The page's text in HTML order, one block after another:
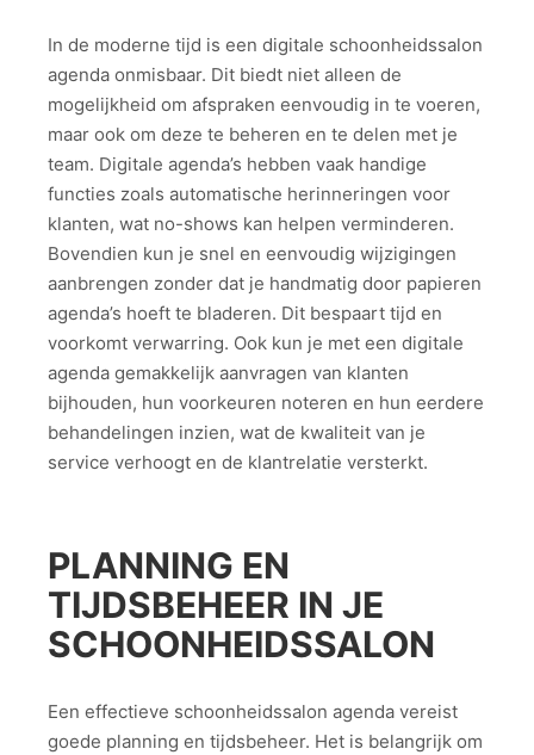
In de moderne tijd is een digitale schoonheidssalon
agenda onmisbaar. Dit biedt niet alleen de
mogelijkheid om afspraken eenvoudig in te voeren,
maar ook om deze te beheren en te delen met je
team. Digitale agenda’s hebben vaak handige
functies zoals automatische herinneringen voor
klanten, wat no-shows kan helpen verminderen.
Bovendien kun je snel en eenvoudig wijzigingen
aanbrengen zonder dat je handmatig door papieren
agenda’s hoeft te bladeren. Dit bespaart tijd en
voorkomt verwarring. Ook kun je met een digitale
agenda gemakkelijk aanvragen van klanten
bijhouden, hun voorkeuren noteren en hun eerdere
behandelingen inzien, wat de kwaliteit van je
service verhoogt en de klantrelatie versterkt.
PLANNING EN
TIJDSBEHEER IN JE
SCHOONHEIDSSALON
Een effectieve schoonheidssalon agenda vereist
goede planning en tijdsbeheer. Het is belangrijk om